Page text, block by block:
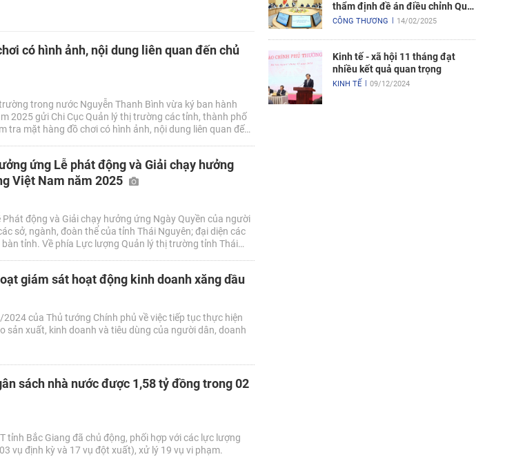
có hình ảnh, nội dung liên quan đến chủ
trong nước Nguyễn Thanh Bình vừa ký ban hành
2025 gửi Chi Cục Quản lý thị trường các tỉnh, thành phố
tra mặt hàng đồ chơi có hình ảnh, nội dung liên quan đến
ứng Lễ phát động và Giải chạy hưởng
Việt Nam năm 2025
động và Giải chạy hưởng ứng Ngày Quyền của người
sở, ngành, đoàn thể của tỉnh Thái Nguyên; đại diện các
tỉnh. Về phía Lực lượng Quản lý thị trường tỉnh Thái
giám sát hoạt động kinh doanh xăng dầu
của Thủ tướng Chính phủ về việc tiếp tục thực hiện
sản xuất, kinh doanh và tiêu dùng của người dân, doanh
sách nhà nước được 1,58 tỷ đồng trong 02
tỉnh Bắc Giang đã chủ động, phối hợp với các lực lượng
vụ định kỳ và 17 vụ đột xuất), xử lý 19 vụ vi phạm.
thẩm định đề án điều chỉnh Quy
hoạch điện VIII
CÔNG THƯƠNG 14/02/2025
Kinh tế - xã hội 11 tháng đạt
nhiều kết quả quan trọng
KINH TẾ 09/12/2024